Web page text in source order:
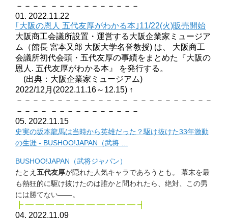
－－－－ －－－－－－－－－－－
01. 2022.11.22
｢大阪の恩人 五代友厚がわかる本｣11/22(火)販売開始
大阪商工会議所設置・運営する大阪企業家ミュージア
ム（館長 宮本又郎 大阪大学名誉教授) は、 大阪商工
会議所初代会頭・五代友厚の事績をまとめた『大阪の
恩人. 五代友厚がわかる本』 を発行する。
(出典：大阪企業家ミュージアム)
2022/12月(2022.11.16～12.15) ↑
－－－－－－－－－－－－－－ －－－－－－－－－－
－－－－ －－－－－－－－－－－
05. 2022.11.15
史実の坂本龍馬は当時から英雄だった？駆け抜けた33年激動
の生涯 - BUSHOO!JAPAN（武将 …
BUSHOO!JAPAN（武将ジャパン）
たとえ 五代友厚が隠れた人気キャラであろうとも。 幕末を最
も熱狂的に駆け抜けたのは誰かと問われたら、絶対、
この男
には勝てない――。
┣ ━ ━ ━ ━ ━ ━ ━ ━ ━ ━ ━ ┫
04. 2022.11.09